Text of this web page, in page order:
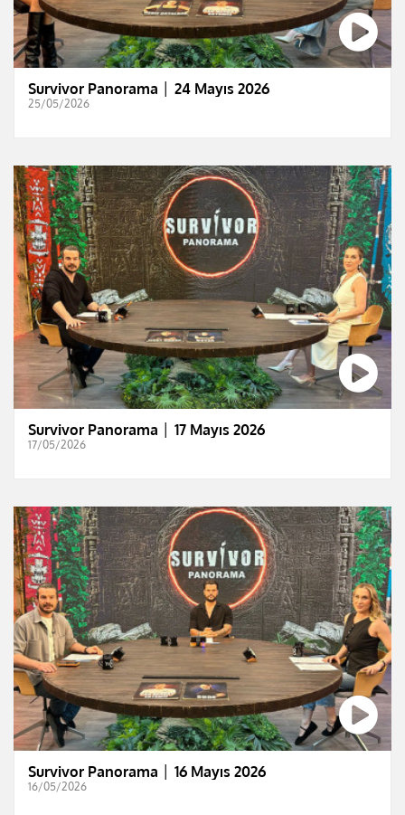
Survivor Panorama │ 24 Mayıs 2026
25/05/2026
Survivor Panorama │ 17 Mayıs 2026
17/05/2026
Survivor Panorama │ 16 Mayıs 2026
16/05/2026